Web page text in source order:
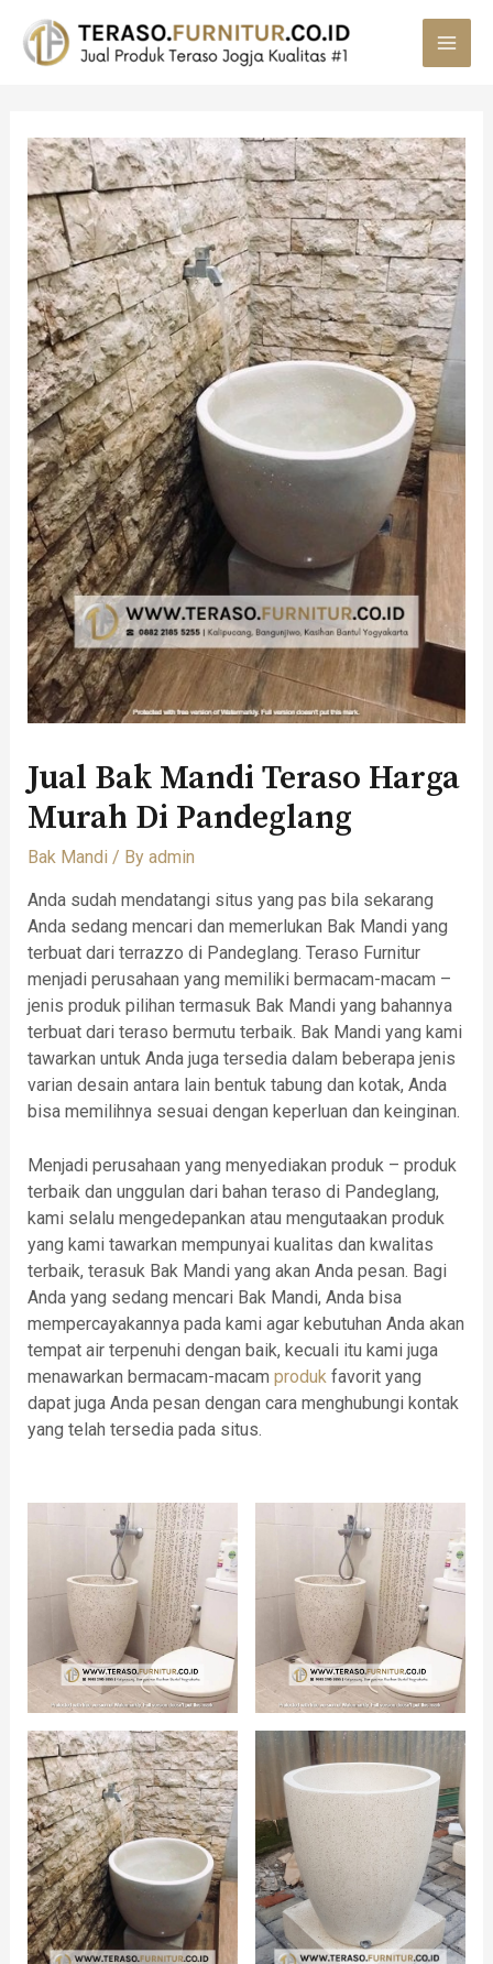
Jual Bak Mandi Teraso Harga
Murah Di Pandeglang
Bak Mandi / By admin
Anda sudah mendatangi situs yang pas bila sekarang
Anda sedang mencari dan memerlukan Bak Mandi yang
terbuat dari terrazzo di Pandeglang. Teraso Furnitur
menjadi perusahaan yang memiliki bermacam-macam –
jenis produk pilihan termasuk Bak Mandi yang bahannya
terbuat dari teraso bermutu terbaik. Bak Mandi yang kami
tawarkan untuk Anda juga tersedia dalam beberapa jenis
varian desain antara lain bentuk tabung dan kotak, Anda
bisa memilihnya sesuai dengan keperluan dan keinginan.
Menjadi perusahaan yang menyediakan produk – produk
terbaik dan unggulan dari bahan teraso di Pandeglang,
kami selalu mengedepankan atau mengutaakan produk
yang kami tawarkan mempunyai kualitas dan kwalitas
terbaik, terasuk Bak Mandi yang akan Anda pesan. Bagi
Anda yang sedang mencari Bak Mandi, Anda bisa
mempercayakannya pada kami agar kebutuhan Anda akan
tempat air terpenuhi dengan baik, kecuali itu kami juga
menawarkan bermacam-macam produkfavorit yang
dapat juga Anda pesan dengan cara menghubungi kontak
yang telah tersedia pada situs.